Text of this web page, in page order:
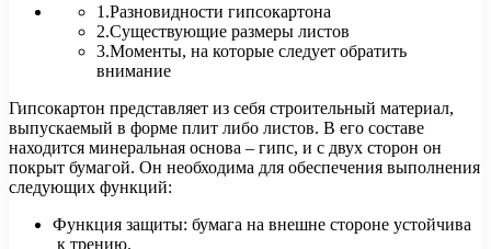
1.Разновидности гипсокартона
2.Существующие размеры листов
3.Моменты, на которые следует обратить
внимание
Гипсокартон представляет из себя строительный материал,
выпускаемый в форме плит либо листов. В его составе
находится минеральная основа – гипс, и с двух сторон он
покрыт бумагой. Он необходима для обеспечения выполнения
следующих функций:
Функция защиты: бумага на внешне стороне устойчива
к трению.